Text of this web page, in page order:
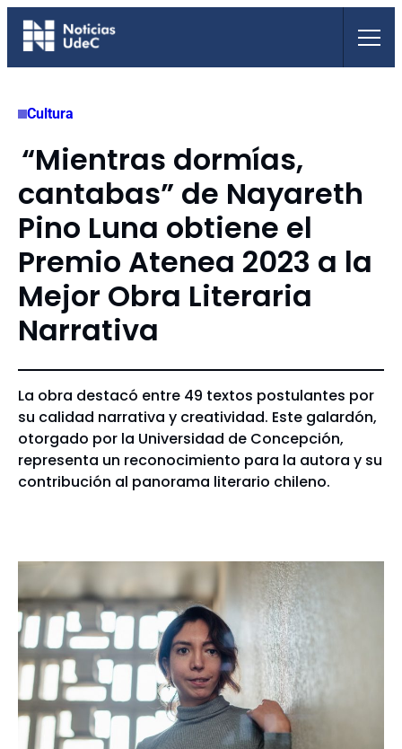
Saltar
Cultura
“Mientras dormías,
cantabas” de Nayareth
Pino Luna obtiene el
Premio Atenea 2023 a la
Mejor Obra Literaria
Narrativa
La obra destacó entre 49 textos postulantes por
su calidad narrativa y creatividad. Este galardón,
otorgado por la Universidad de Concepción,
representa un reconocimiento para la autora y su
contribución al panorama literario chileno.